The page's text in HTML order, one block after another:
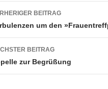
BEITRAG
um den
BEITRAG
zur Begrüßung